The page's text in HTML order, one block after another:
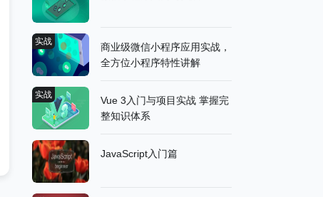
实战
商业级微信小程序应用实战，
全方位小程序特性讲解
实战
Vue 3入门与项目实战 掌握完
整知识体系
JavaScript入门篇